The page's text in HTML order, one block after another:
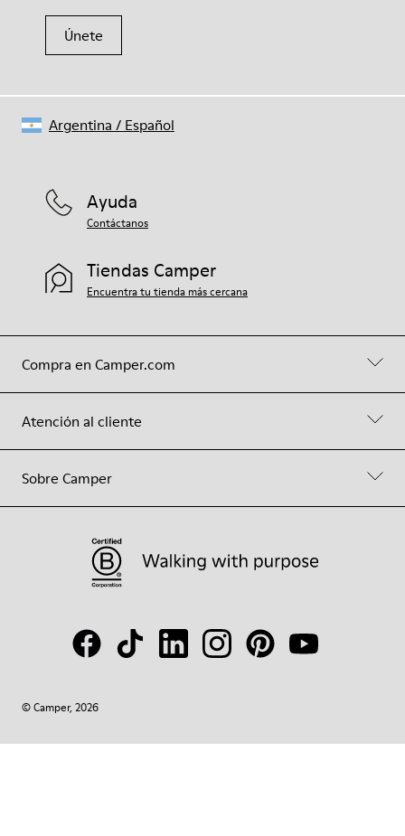
Únete
Compra en Camper.com
Atención al cliente
Sobre Camper
Ayuda
Contáctanos
Tiendas Camper
Encuentra tu tienda más cercana
© Camper, 2026
Argentina / Español